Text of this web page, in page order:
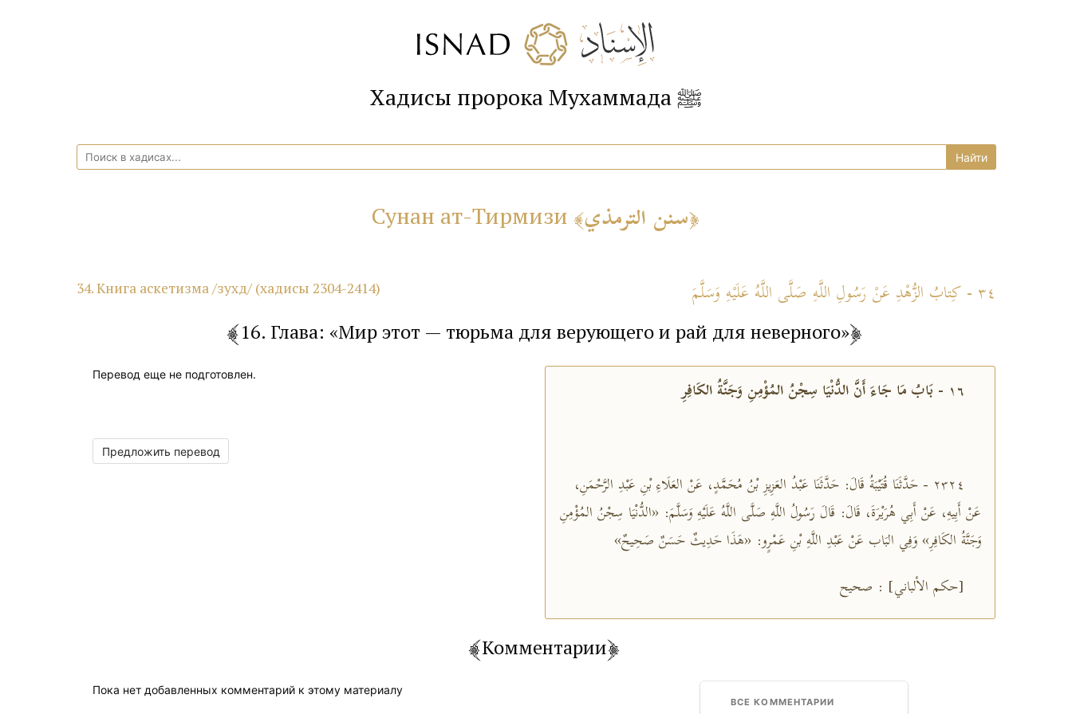
Хадисы пророка Мухаммада ﷺ
Сунан ат-Тирмизи سنن الترمذي
34. Книга аскетизма /зухд/ (хадисы 2304-2414) ٣٤ - كِتابُ الزُّهْدِ عَنْ رَسُولِ اللَّهِ صَلَّى اللَّهُ عَلَيْهِ وَسَلَّمَ
16. Глава: «Мир этот — тюрьма для верующего и рай для неверного»
Перевод еще не подготовлен.
Предложить перевод
١٦ - بَابُ مَا جَاءَ أَنَّ الدُّنْيَا سِجْنُ المُؤْمِنِ وَجَنَّةُ الكَافِرِ
٢٣٢٤ - حَدَّثَنَا قُتَيْبَةُ قَالَ: حَدَّثَنَا عَبْدُ العَزِيزِ بْنُ مُحَمَّدٍ، عَنْ العَلَاءِ بْنِ عَبْدِ الرَّحْمَنِ،
عَنْ أَبِيهِ، عَنْ أَبِي هُرَيْرَةَ، قَالَ: قَالَ رَسُولُ اللَّهِ صَلَّى اللَّهُ عَلَيْهِ وَسَلَّمَ: «الدُّنْيَا سِجْنُ المُؤْمِنِ
وَجَنَّةُ الكَافِرِ» وَفِي البَاب عَنْ عَبْدِ اللَّهِ بْنِ عَمْرٍو: «هَذَا حَدِيثٌ حَسَنٌ صَحِيحٌ»
[حكم الألباني] : صحيح
Комментарии
Пока нет добавленных комментарий к этому материалу
ВСЕ КОММЕНТАРИИ